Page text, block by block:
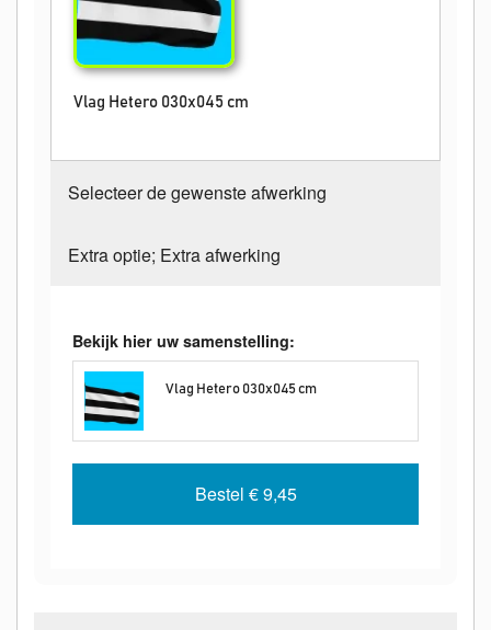
Vlag Hetero 030x045 cm
Selecteer de gewenste afwerking
Extra optie; Extra afwerking
Bekijk hier uw samenstelling:
Vlag Hetero 030x045 cm
Bestel € 9,45